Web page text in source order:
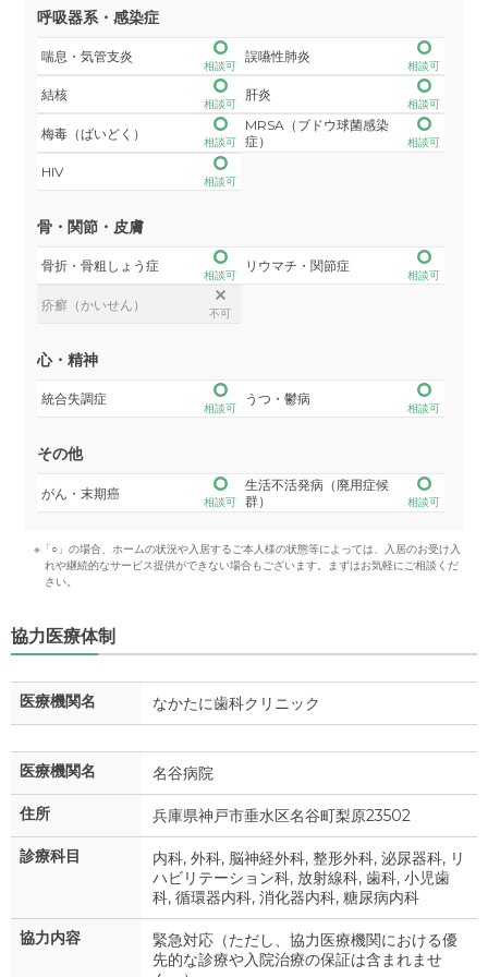
呼吸器系・感染症
喘息・気管支炎
相談可
誤嚥性肺炎
相談可
結核
相談可
肝炎
相談可
梅毒（ばいどく）
相談可
MRSA（ブドウ球菌感染
症）
相談可
HIV
相談可
骨・関節・皮膚
骨折・骨粗しょう症
相談可
リウマチ・関節症
相談可
疥癬（かいせん）
不可
心・精神
統合失調症
相談可
うつ・鬱病
相談可
その他
がん・末期癌
相談可
生活不活発病（廃用症候
群）
相談可
※「○」の場合、ホームの状況や入居するご本人様の状態等によっては、入居のお受け入
れや継続的なサービス提供ができない場合もございます。まずはお気軽にご相談くだ
さい。
協力医療体制
医療機関名 なかたに歯科クリニック
医療機関名 名谷病院
住所 兵庫県神戸市垂水区名谷町梨原23502
診療科目
内科, 外科, 脳神経外科, 整形外科, 泌尿器科, リ
ハビリテーション科, 放射線科, 歯科, 小児歯
科, 循環器内科, 消化器内科, 糖尿病内科
協力内容
緊急対応（ただし、協力医療機関における優
先的な診療や入院治療の保証は含まれませ